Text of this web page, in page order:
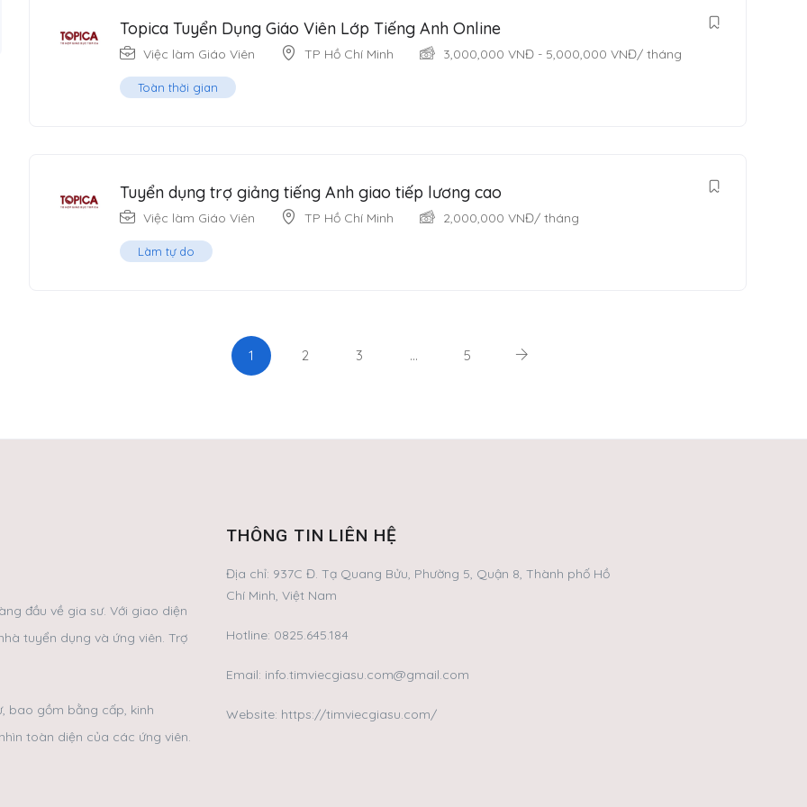
Topica Tuyển Dụng Giáo Viên Lớp Tiếng Anh Online
Việc làm Giáo Viên TP Hồ Chí Minh 3,000,000 VNĐ - 5,000,000 VNĐ/ tháng
Toàn thời gian
Tuyển dụng trợ giảng tiếng Anh giao tiếp lương cao
Việc làm Giáo Viên TP Hồ Chí Minh 2,000,000 VNĐ/ tháng
Làm tự do
1 2 3 … 5
đầu về gia sư. Với giao diện
tuyển dụng và ứng viên. Trợ
bao gồm bằng cấp, kinh
toàn diện của các ứng viên.
THÔNG TIN LIÊN HỆ
Địa chỉ: 937C Đ. Tạ Quang Bửu, Phường 5, Quận 8, Thành phố Hồ
Chí Minh, Việt Nam
Hotline: 0825.645.184
Email: info.timviecgiasu.com@gmail.com
Website: https://timviecgiasu.com/